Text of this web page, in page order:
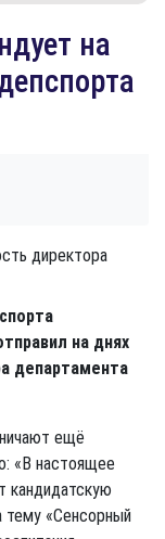
на
на днях
департамента
ещё
«В настоящее
кандидатскую
тему «Сенсорный